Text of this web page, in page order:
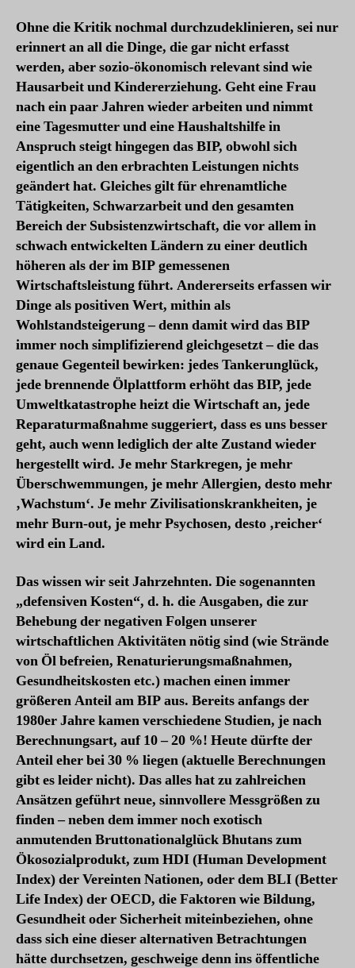
Ohne die Kritik nochmal durchzudeklinieren, sei nur
erinnert an all die Dinge, die gar nicht erfasst
werden, aber sozio-ökonomisch relevant sind wie
Hausarbeit und Kindererziehung. Geht eine Frau
nach ein paar Jahren wieder arbeiten und nimmt
eine Tagesmutter und eine Haushaltshilfe in
Anspruch steigt hingegen das BIP, obwohl sich
eigentlich an den erbrachten Leistungen nichts
geändert hat. Gleiches gilt für ehrenamtliche
Tätigkeiten, Schwarzarbeit und den gesamten
Bereich der Subsistenzwirtschaft, die vor allem in
schwach entwickelten Ländern zu einer deutlich
höheren als der im BIP gemessenen
Wirtschaftsleistung führt. Andererseits erfassen wir
Dinge als positiven Wert, mithin als
Wohlstandsteigerung – denn damit wird das BIP
immer noch simplifizierend gleichgesetzt – die das
genaue Gegenteil bewirken: jedes Tankerunglück,
jede brennende Ölplattform erhöht das BIP, jede
Umweltkatastrophe heizt die Wirtschaft an, jede
Reparaturmaßnahme suggeriert, dass es uns besser
geht, auch wenn lediglich der alte Zustand wieder
hergestellt wird. Je mehr Starkregen, je mehr
Überschwemmungen, je mehr Allergien, desto mehr
‚Wachstum‘. Je mehr Zivilisationskrankheiten, je
mehr Burn-out, je mehr Psychosen, desto ‚reicher‘
wird ein Land.
Das wissen wir seit Jahrzehnten. Die sogenannten
„defensiven Kosten“, d. h. die Ausgaben, die zur
Behebung der negativen Folgen unserer
wirtschaftlichen Aktivitäten nötig sind (wie Strände
von Öl befreien, Renaturierungsmaßnahmen,
Gesundheitskosten etc.) machen einen immer
größeren Anteil am BIP aus. Bereits anfangs der
1980er Jahre kamen verschiedene Studien, je nach
Berechnungsart, auf 10 – 20 %! Heute dürfte der
Anteil eher bei 30 % liegen (aktuelle Berechnungen
gibt es leider nicht). Das alles hat zu zahlreichen
Ansätzen geführt neue, sinnvollere Messgrößen zu
finden – neben dem immer noch exotisch
anmutenden Bruttonationalglück Bhutans zum
Ökosozialprodukt, zum HDI (Human Development
Index) der Vereinten Nationen, oder dem BLI (Better
Life Index) der OECD, die Faktoren wie Bildung,
Gesundheit oder Sicherheit miteinbeziehen, ohne
dass sich eine dieser alternativen Betrachtungen
hätte durchsetzen, geschweige denn ins öffentliche